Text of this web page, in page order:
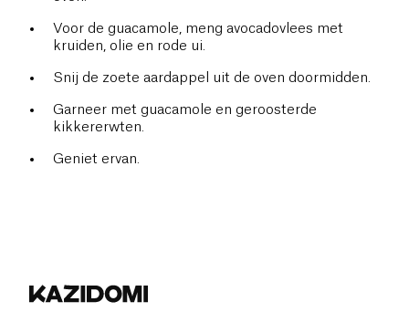
Voor de guacamole, meng avocadovlees met
kruiden, olie en rode ui.
Snij de zoete aardappel uit de oven doormidden.
Garneer met guacamole en geroosterde
kikkererwten.
Geniet ervan.